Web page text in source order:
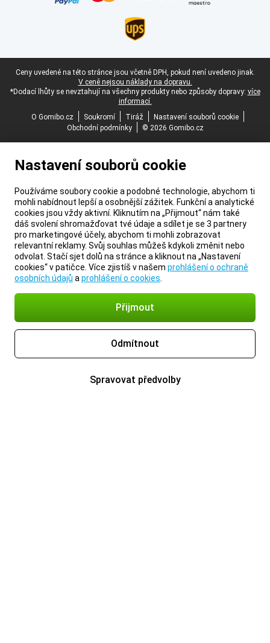
Právní zápatí
Ceny uvedené na této stránce jsou včetně DPH, pokud není uvedeno jinak.
V ceně nejsou náklady na dopravu.
*Dodací lhůty se nevztahují na všechny produkty nebo způsoby dopravy: více
informací.
O Gomibo.cz
Soukromí Tiráž
Nastavení souborů cookie
Obchodní podmínky
© 2026 Gomibo.cz
Nastavení souborů cookie
Používáme soubory cookie a podobné technologie, abychom ti
mohli nabídnout lepší a osobnější zážitek. Funkční a analytické
cookies jsou vždy aktivní. Kliknutím na „Přijmout“ nám také
dáš svolení shromažďovat tvé údaje a sdílet je se 3 partnery
pro marketingové účely, abychom ti mohli zobrazovat
relevantní reklamy. Svůj souhlas můžeš kdykoli změnit nebo
odvolat. Stačí sjet dolů na stránce a kliknout na „Nastavení
cookies“ v patičce. Více zjistíš v našem prohlášení o ochraně
osobních údajů a prohlášení o cookies
Přijmout
Odmítnout
Spravovat předvolby